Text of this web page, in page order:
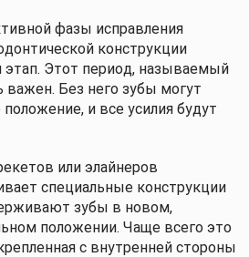
фазы исправления
конструкции
этап. Этот период, называемый
Без него зубы могут
и все усилия будут
или элайнеров
специальные конструкции
зубы в новом,
положении. Чаще всего это
с внутренней стороны